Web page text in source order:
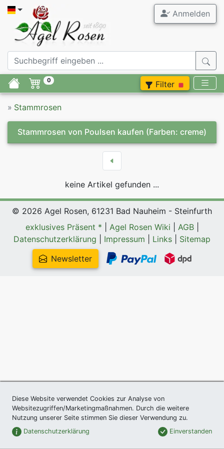
Anmelden
0 Filter
» Stammrosen
Stammrosen von Poulsen kaufen (Farben: creme)
keine Artikel gefunden ...
© 2026 Agel Rosen, 61231 Bad Nauheim - Steinfurth
exklusives Präsent *
Agel Rosen Wiki AGB|
Datenschutzerklärung
Impressum Links
Sitemap
Newsletter
Diese Website verwendet Cookies zur Analyse von
Websitezugriffen/Marketingmaßnahmen. Durch die weitere
Nutzung unserer Seite stimmen Sie dieser Verwendung zu.
Datenschutzerklärung
Einverstanden